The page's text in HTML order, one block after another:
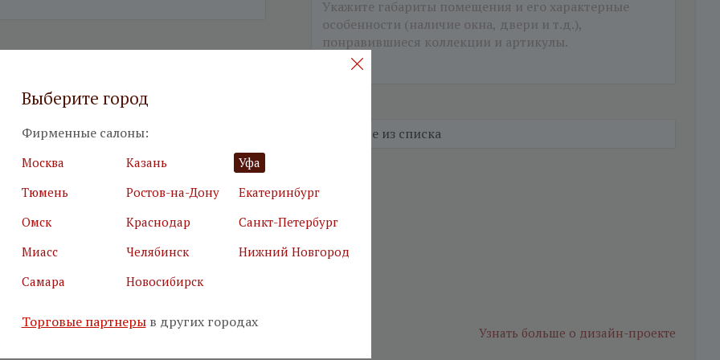
почта*
поля
что вы не робот
с
Узнать больше о дизайн-проекте
Выберите город
Фирменные салоны:
Москва Казань
Уфа
Тюмень
Ростов-на-Дону
Екатеринбург
Омск
Краснодар
Санкт-Петербург
Миасс
Челябинск
Нижний Новгород
Самара
Новосибирск
Торговые партнерыв других городах